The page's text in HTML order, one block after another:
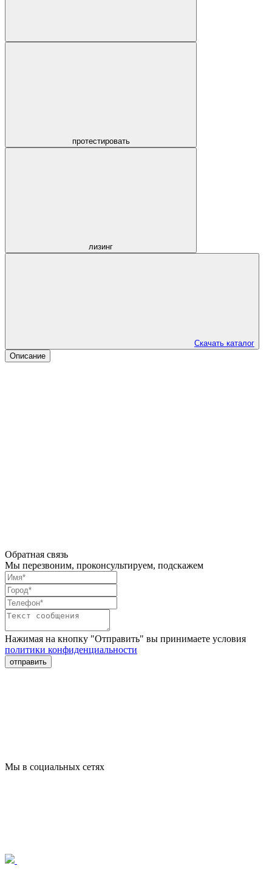
протестировать
лизинг
Скачать каталог
Описание
Обратная связь
Мы перезвоним, проконсультируем, подскажем
Нажимая на кнопку "Отправить" вы принимаете условия
политики конфиденциальности
отправить
Мы в социальных сетях